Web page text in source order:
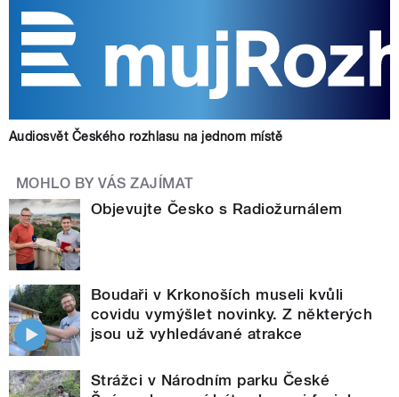
Audiosvět Českého rozhlasu na jednom místě
MOHLO BY VÁS ZAJÍMAT
Objevujte Česko s Radiožurnálem
Boudaři v Krkonoších museli kvůli
covidu vymýšlet novinky. Z některých
jsou už vyhledávané atrakce
Strážci v Národním parku České